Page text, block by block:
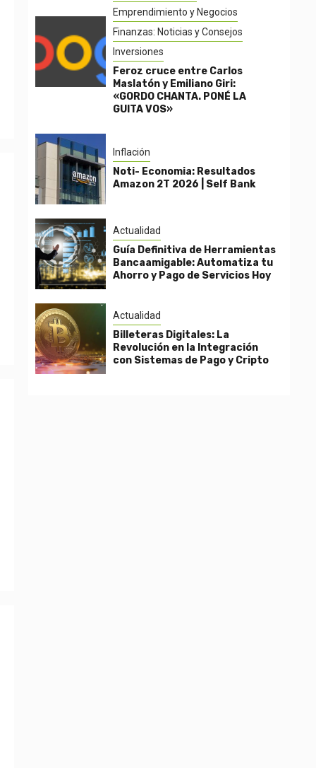
Emprendimiento y Negocios
Finanzas: Noticias y Consejos
Inversiones
Feroz cruce entre Carlos
Maslatón y Emiliano Giri:
«GORDO CHANTA. PONÉ LA
GUITA VOS»
Inflación
Noti- Economia: Resultados
Amazon 2T 2026 | Self Bank
Actualidad
Guía Definitiva de Herramientas
Bancaamigable: Automatiza tu
Ahorro y Pago de Servicios Hoy
Actualidad
Billeteras Digitales: La
Revolución en la Integración
con Sistemas de Pago y Cripto